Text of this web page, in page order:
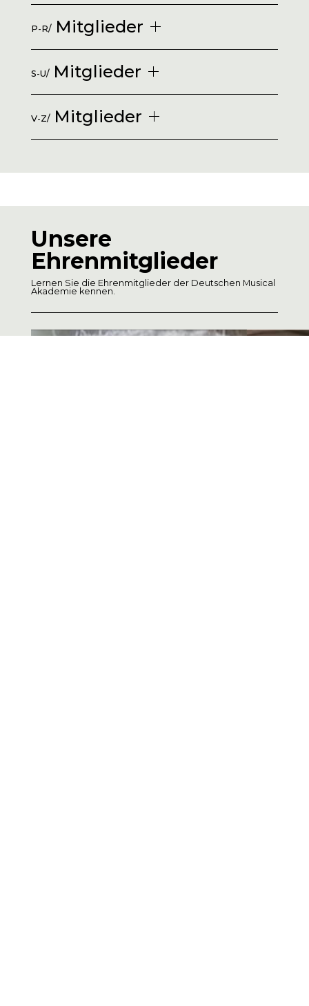
P-R/ Mitglieder
S-U/ Mitglieder
V-Z/ Mitglieder
Unsere
Ehrenmitglieder
Lernen Sie die Ehrenmitglieder der Deutschen Musical
Akademie kennen.